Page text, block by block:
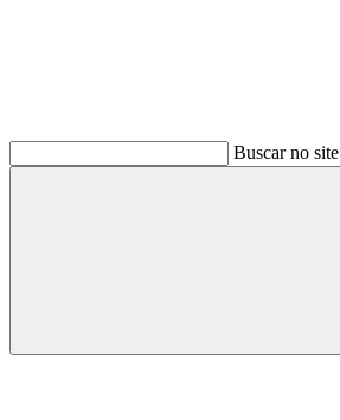
Buscar no site
Buscar